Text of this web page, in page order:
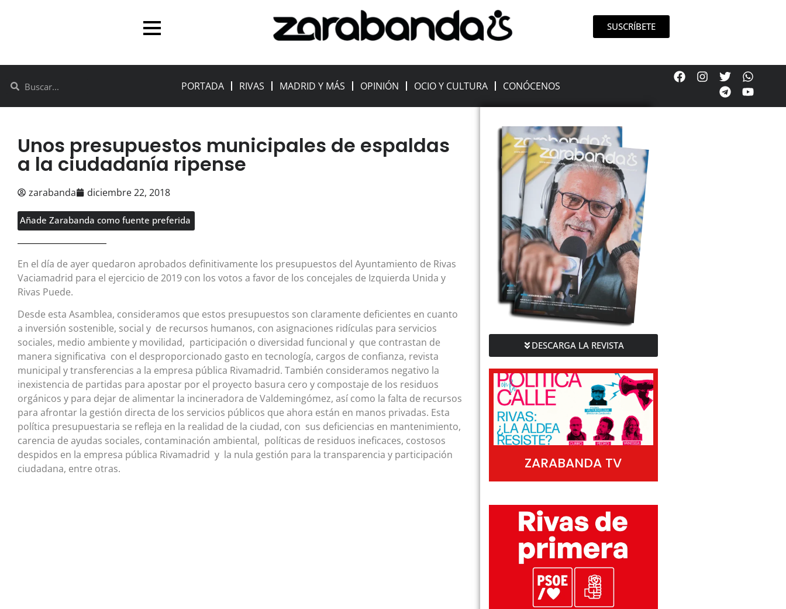
SUSCRÍBETE
PORTADA RIVAS MADRID Y MÁS OPINIÓN OCIO Y CULTURA CONÓCENOS
Unos presupuestos municipales de espaldas
a la ciudadanía ripense
zarabanda diciembre 22, 2018
Añade Zarabanda como fuente preferida
En el día de ayer quedaron aprobados definitivamente los presupuestos del Ayuntamiento de Rivas
Vaciamadrid para el ejercicio de 2019 con los votos a favor de los concejales de Izquierda Unida y
Rivas Puede.
Desde esta Asamblea, consideramos que estos presupuestos son claramente deficientes en cuanto
a inversión sostenible, social y de recursos humanos, con asignaciones ridículas para servicios
sociales, medio ambiente y movilidad, participación o diversidad funcional y que contrastan de
manera significativa con el desproporcionado gasto en tecnología, cargos de confianza, revista
municipal y transferencias a la empresa pública Rivamadrid. También consideramos negativo la
inexistencia de partidas para apostar por el proyecto basura cero y compostaje de los residuos
orgánicos y para dejar de alimentar la incineradora de Valdemingómez, así como la falta de recursos
para afrontar la gestión directa de los servicios públicos que ahora están en manos privadas. Esta
política presupuestaria se refleja en la realidad de la ciudad, con sus deficiencias en mantenimiento,
carencia de ayudas sociales, contaminación ambiental, políticas de residuos ineficaces, costosos
despidos en la empresa pública Rivamadrid y la nula gestión para la transparencia y participación
ciudadana, entre otras.
DESCARGA LA REVISTA
ZARABANDA TV